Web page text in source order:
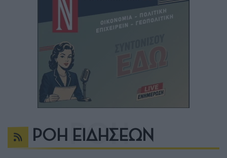
ΡΟΗ ΕΙΔΗΣΕΩΝ